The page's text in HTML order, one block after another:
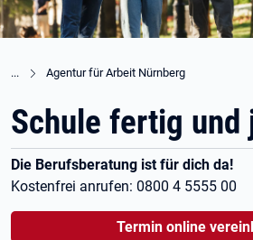
Agentur für Arbeit Nürnberg
Schule fertig und
Die Berufsberatung ist für dich da!
Kostenfrei anrufen: 0800 4 5555 00
Termin online